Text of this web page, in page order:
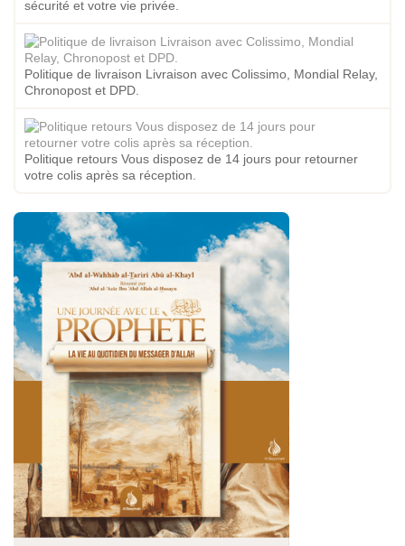
sécurité et votre vie privée.
Politique de livraison Livraison avec Colissimo, Mondial Relay,
Chronopost et DPD.
Politique retours Vous disposez de 14 jours pour retourner
votre colis après sa réception.